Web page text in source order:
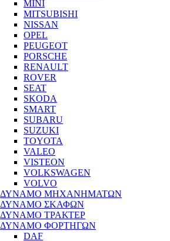
MINI
MITSUBISHI
NISSAN
OPEL
PEUGEOT
PORSCHE
RENAULT
ROVER
SEAT
SKODA
SMART
SUBARU
SUZUKI
TOYOTA
VALEO
VISTEON
VOLKSWAGEN
VOLVO
ΔΥΝΑΜΟ ΜΗΧΑΝΗΜΑΤΩΝ
ΔΥΝΑΜΟ ΣΚΑΦΩΝ
ΔΥΝΑΜΟ ΤΡΑΚΤΕΡ
ΔΥΝΑΜΟ ΦΟΡΤΗΓΩΝ
DAF